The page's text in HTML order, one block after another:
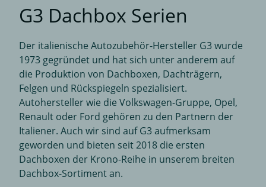
G3 Dachbox Serien
Der italienische Autozubehör-Hersteller G3 wurde
1973 gegründet und hat sich unter anderem auf
die Produktion von Dachboxen, Dachträgern,
Felgen und Rückspiegeln spezialisiert.
Autohersteller wie die Volkswagen-Gruppe, Opel,
Renault oder Ford gehören zu den Partnern der
Italiener. Auch wir sind auf G3 aufmerksam
geworden und bieten seit 2018 die ersten
Dachboxen der Krono-Reihe in unserem breiten
Dachbox-Sortiment an.